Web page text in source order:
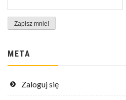
META
Zaloguj się